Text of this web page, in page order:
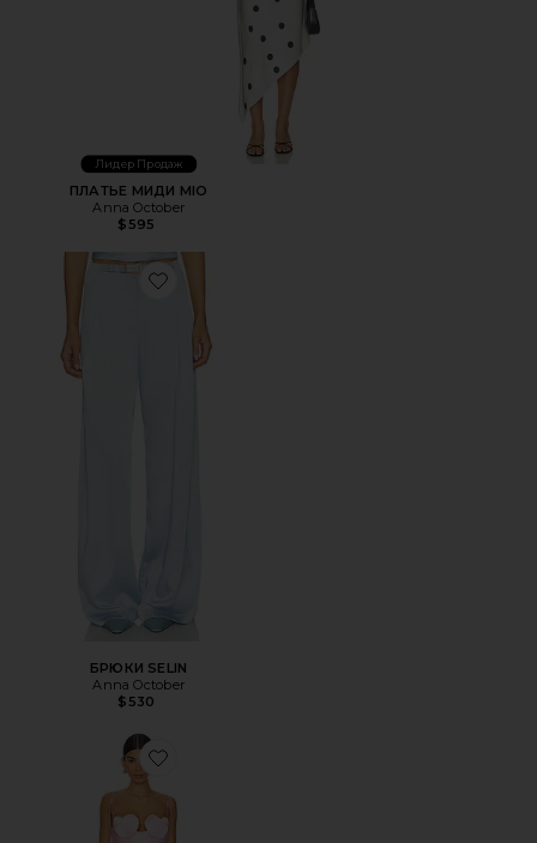
Лидер Продаж
ПЛАТЬЕ МИДИ MIO
Anna October
$595
Favorite БРЮКИ SELIN
БРЮКИ SELIN
Anna October
$530
Favorite ПЛАТЬЕ МИДИ AMUR